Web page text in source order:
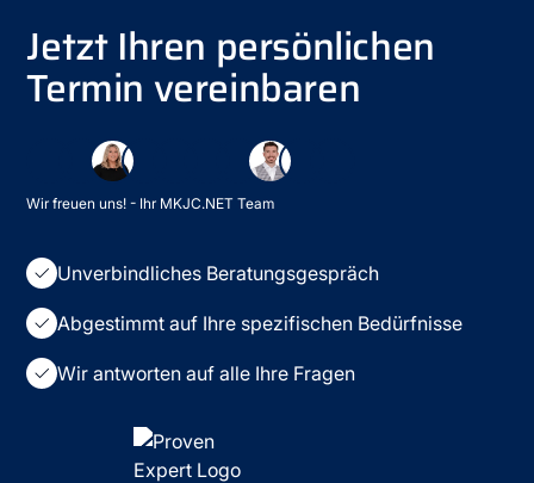
Jetzt Ihren persönlichen
Termin vereinbaren
Wir freuen uns! - Ihr MKJC.NET Team
Unverbindliches Beratungsgespräch
Abgestimmt auf Ihre spezifischen Bedürfnisse
Wir antworten auf alle Ihre Fragen